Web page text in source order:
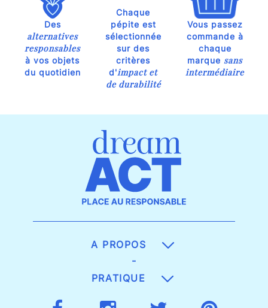
Des
alternatives
responsables
à vos objets
du quotidien
Chaque
pépite est
sélectionnée
sur des
critères
d'impact et
de durabilité
Vous passez
commande à
chaque
marque sans
intermédiaire
A PROPOS
-
PRATIQUE